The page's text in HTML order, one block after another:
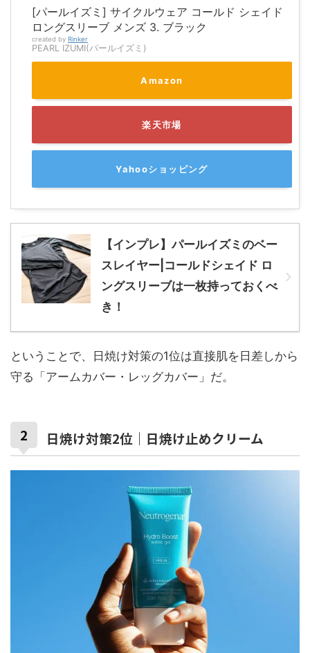
[パールイズミ] サイクルウェア コールド シェイド
ロングスリーブ メンズ 3. ブラック
created by Rinker
PEARL IZUMI(パールイズミ)
Amazon
楽天市場
Yahooショッピング
【インプレ】パールイズミのベー
スレイヤー|コールドシェイド ロ
ングスリーブは一枚持っておくべ
き！
ということで、日焼け対策の1位は直接肌を日差しから
守る「アームカバー・レッグカバー」だ。
日焼け対策2位｜日焼け止めクリーム